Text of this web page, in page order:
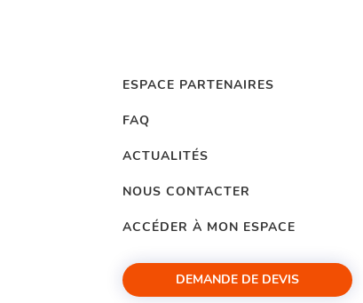
ESPACE PARTENAIRES
FAQ
ACTUALITÉS
NOUS CONTACTER
ACCÉDER À MON ESPACE
DEMANDE DE DEVIS